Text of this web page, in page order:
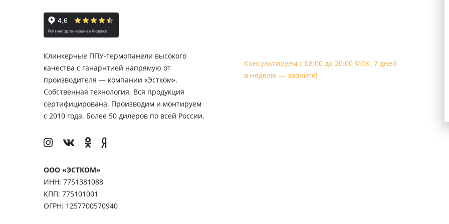
Клинкерные ППУ-термопанели высокого
качества с ганарнтией напрямую от
производителя — компании «Эстком».
Собственная технология. Вся продукция
сертифицирована. Производим и монтируем
с 2010 года. Более 50 дилеров по всей России.
ООО «ЭСТКОМ»
ИНН: 7751381088
КПП: 775101001
ОГРН: 1257700570940
Консультируем с 08:00 до 20:00 МСК, 7 дней
в неделю — звоните!